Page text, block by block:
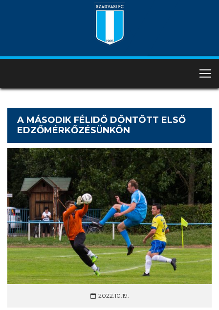
A MÁSODIK FÉLIDŐ DÖNTÖTT ELSŐ
EDZŐMÉRKŐZÉSÜNKÖN
2022.10.19.